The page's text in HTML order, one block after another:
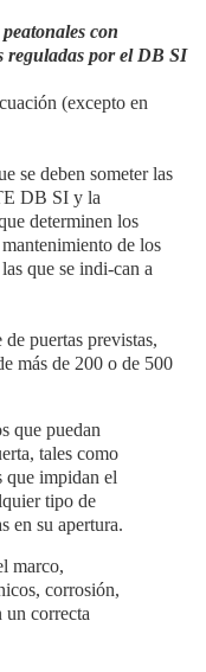
con
reguladas por el DB SI
(excepto en
se deben someter las
DB SI y la
determinen los
de los
que se indi-can a
de puertas previstas,
más de 200 o de 500
que puedan
tales como
que impidan el
tipo de
en su apertura.
marco,
corrosión,
un correcta